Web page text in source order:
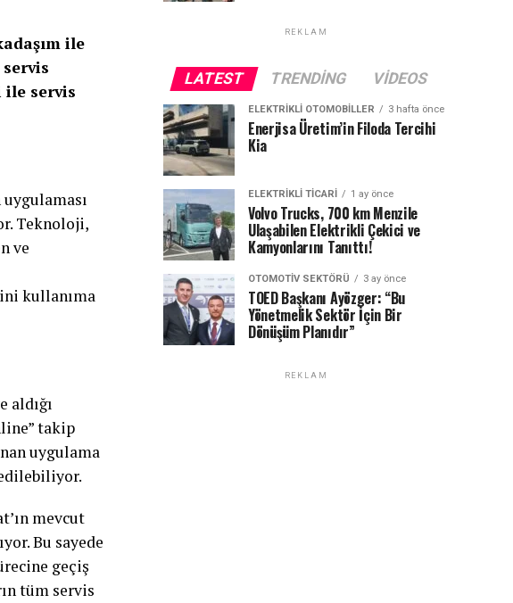
ile
ile servis
Teknoloji,
ve
kullanıma
aldığı
takip
uygulama
mevcut
Bu sayede
geçiş
tüm servis
REKLAM
LATEST TRENDING VIDEOS
ELEKTRIKLI OTOMOBILLER 3 hafta önce
Enerjisa Üretim’in Filoda Tercihi
Kia
ELEKTRIKLI TICARI 1 ay önce
Volvo Trucks, 700 km Menzile
Ulaşabilen Elektrikli Çekici ve
Kamyonlarını Tanıttı!
OTOMOTIV SEKTÖRÜ 3 ay önce
TOED Başkanı Ayözger: “Bu
Yönetmelik Sektör İçin Bir
Dönüşüm Planıdır”
REKLAM